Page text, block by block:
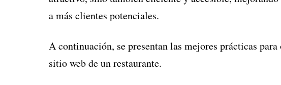
a más clientes potenciales.
A continuación, se presentan las mejores prácticas
sitio web de un restaurante.